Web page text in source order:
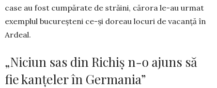
case au fost cum­părate de străini, cărora le-au urmat
exemplul bucureșteni ce-și doreau locuri de vacanță în
Ardeal.
„Niciun sas din Richiș n-o ajuns să
fie kanțeler în Germania”